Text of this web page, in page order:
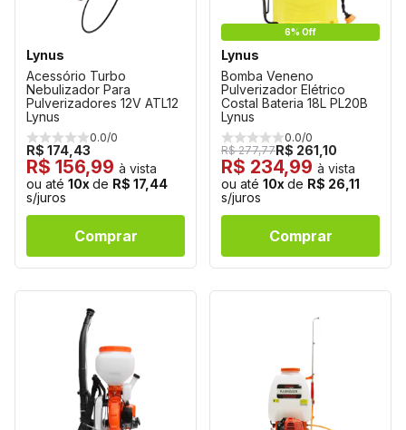
Lynus
Acessório Turbo
Nebulizador Para
Pulverizadores 12V ATL12
Lynus
0.0/0
R$ 174,43
R$ 156,99 à vista
ou até 10x de R$ 17,44
s/juros
Comprar
6% Off
Lynus
Bomba Veneno
Pulverizador Elétrico
Costal Bateria 18L PL20B
Lynus
0.0/0
R$ 277,77R$ 261,10
R$ 234,99 à vista
ou até 10x de R$ 26,11
s/juros
Comprar